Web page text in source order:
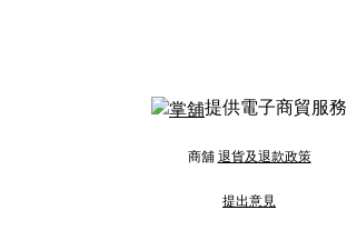
提供電子商貿服務
商舖 退貨及退款政策
提出意見